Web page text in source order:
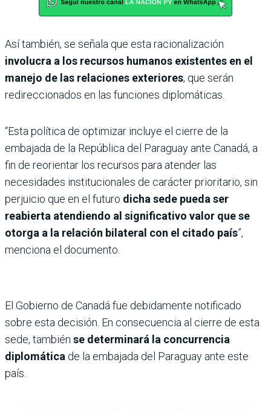
Así también, se señala que esta racionalización
involucra a los recursos humanos existentes en el
manejo de las relaciones exteriores, que serán
redireccionados en las funciones diplomáticas.
“Esta política de optimizar incluye el cierre de la
embajada de la República del Paraguay ante Canadá, a
fin de reorientar los recursos para atender las
necesidades institucionales de carácter prioritario, sin
perjuicio que en el futuro dicha sede pueda ser
reabierta atendiendo al significativo valor que se
otorga a la relación bilateral con el citado país”,
menciona el documento.
El Gobierno de Canadá fue debidamente notificado
sobre esta decisión. En consecuencia al cierre de esta
sede, también se determinará la concurrencia
diplomática de la embajada del Paraguay ante este
país.